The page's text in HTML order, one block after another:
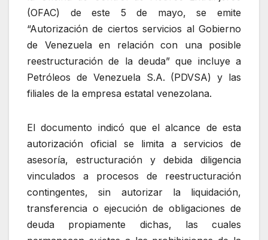
(OFAC) de este 5 de mayo, se emite
“Autorización de ciertos servicios al Gobierno
de Venezuela en relación con una posible
reestructuración de la deuda” que incluye a
Petróleos de Venezuela S.A. (PDVSA) y las
filiales de la empresa estatal venezolana.
El documento indicó que el alcance de esta
autorización oficial se limita a servicios de
asesoría, estructuración y debida diligencia
vinculados a procesos de reestructuración
contingentes, sin autorizar la liquidación,
transferencia o ejecución de obligaciones de
deuda propiamente dichas, las cuales